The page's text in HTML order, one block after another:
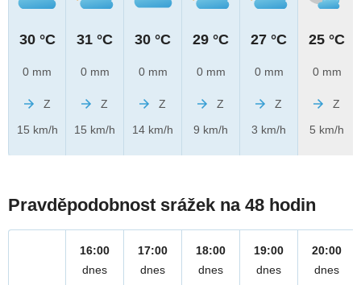
30 °C
0 mm
Z
15 km/h
31 °C
0 mm
Z
15 km/h
30 °C
0 mm
Z
14 km/h
29 °C
0 mm
Z
9 km/h
27 °C
0 mm
Z
3 km/h
25 °C
0 mm
Z
5 km/h
Pravděpodobnost srážek na 48 hodin
16:00
dnes
17:00
dnes
18:00
dnes
19:00
dnes
20:00
dnes